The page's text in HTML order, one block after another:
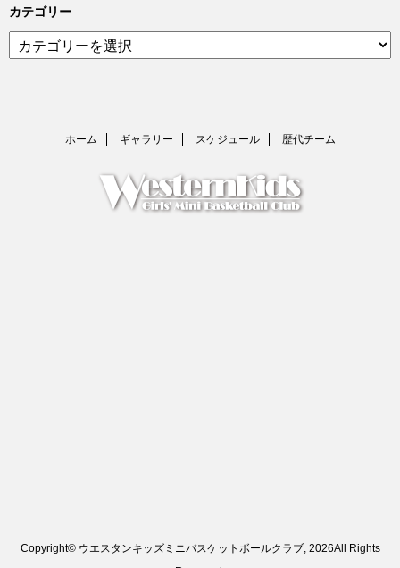
カ
イ
ブ
カテゴリー
テ
ホーム ギャラリー スケジュール 歴代チーム
Copyright© ウエスタンキッズミニバスケットボールクラブ, 2026All Rights